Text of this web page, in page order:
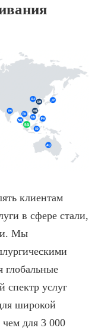
клиентам
в сфере стали,
Мы
глобальные
спектр услуг
широкой
для 3 000